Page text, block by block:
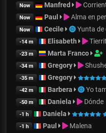
Now Manfred
Now Paul Alma en
Now Cecile Yunta de
-14 m Elisabeth
-23 m Marta Franco
-34 m Gregory
-35 m Gregory
-42 m Barbera Yo
-50 m Daniela Dónde
-1 h Daniela
-1 h Paul Malena